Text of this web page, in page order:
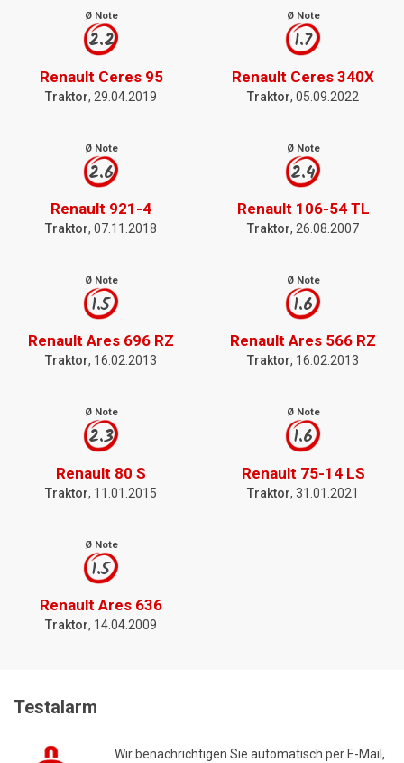
Ø Note
2.2
Renault Ceres 95
Traktor, 29.04.2019
Ø Note
1.7
Renault Ceres 340X
Traktor, 05.09.2022
Ø Note
2.6
Renault 921-4
Traktor, 07.11.2018
Ø Note
2.4
Renault 106-54 TL
Traktor, 26.08.2007
Ø Note
1.5
Renault Ares 696 RZ
Traktor, 16.02.2013
Ø Note
1.6
Renault Ares 566 RZ
Traktor, 16.02.2013
Ø Note
2.3
Renault 80 S
Traktor, 11.01.2015
Ø Note
1.6
Renault 75-14 LS
Traktor, 31.01.2021
Ø Note
1.5
Renault Ares 636
Traktor, 14.04.2009
Testalarm
Wir benachrichtigen Sie automatisch per E-Mail,